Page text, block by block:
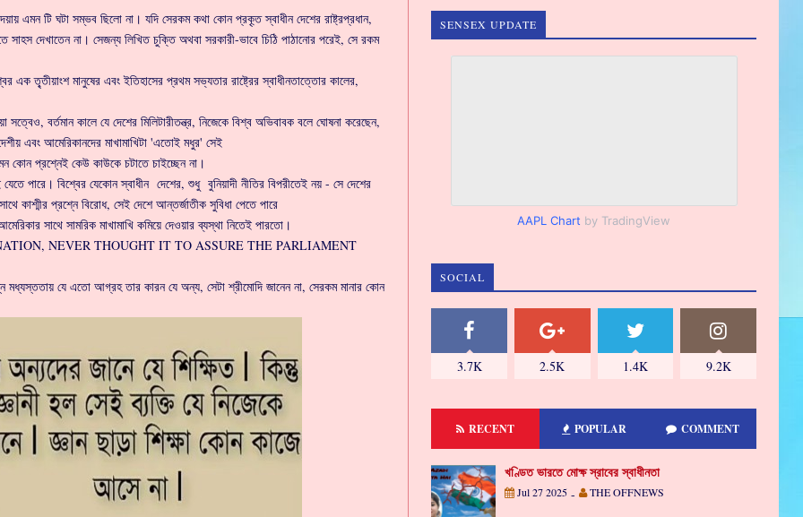
এমন টি ঘটা সম্ভব ছিলো না। যদি সেরকম কথা কোন প্রকৃ্ত স্বাধীন দেশের রাষ্ট্রপ্রধান,
দেখাতেন না। সেজন্য লিখিত চুক্তি অথবা সরকারী-ভাবে চিঠি পাঠানোর পরেই, সে রকম
তৃ্তীয়াংশ মানুষের এবং ইতিহাসের প্রথম সভ্যতার রাষ্ট্রের স্বাধীনতাত্তোর কালের,
বর্তমান কালে যে দেশের মিলিটারীতন্ত্র, নিজেকে বিশ্ব অভিবাবক বলে ঘোষনা করেছেন,
এবং আমেরিকানদের মাখামাখিটা 'এতোই মধুর' সেই
কোন প্রশ্নেই কেউ কাউকে চটাতে চাইচ্ছেন না।
বিশ্বের যেকোন স্বাধীন দেশের, শুধু বুনিয়াদী নীতির বিপরীতেই নয় - সে দেশের
কাশ্মীর প্রশ্নে বিরোধ, সেই দেশে আন্তর্জাতীক সুবিধা পেতে পারে
সাথে সামরিক মাখামাখি কমিয়ে দেওয়ার ব্যস্থা নিতেই পারতো।
NEVER THOUGHT IT TO ASSURE THE PARLIAMENT
মধ্যস্ততায় যে এতো আগ্রহ তার কারন যে অন্য, সেটা শ্রীমোদি জানেন না, সেরকম মানার কোন
SENSEX UPDATE
AAPL Chart by TradingView
SOCIAL
3.7K 2.5K 1.4K 9.2K
RECENT POPULAR COMMENT
খণ্ডিত ভারতে মোক্ষ স্রাবের স্বাধীনতা
Jul 27 2025 - THE OFFNEWS